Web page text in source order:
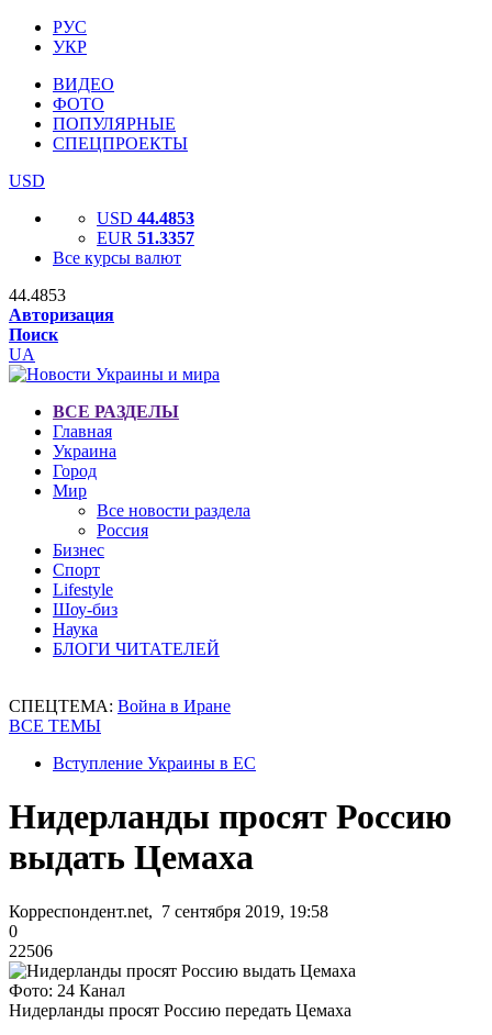
РУС
УКР
ВИДЕО
ФОТО
ПОПУЛЯРНЫЕ
СПЕЦПРОЕКТЫ
USD
USD 44.4853
EUR 51.3357
Все курсы валют
44.4853
Авторизация
Поиск
UA
ВСЕ РАЗДЕЛЫ
Главная
Украина
Город
Мир
Все новости раздела
Россия
Бизнес
Спорт
Lifestyle
Шоу-биз
Наука
БЛОГИ ЧИТАТЕЛЕЙ
СПЕЦТЕМА: Война в Иране
ВСЕ ТЕМЫ
Вступление Украины в ЕС
Нидерланды просят Россию
выдать Цемаха
Корреспондент.net, 7 сентября 2019, 19:58
0
22506
Фото: 24 Канал
Нидерланды просят Россию передать Цемаха